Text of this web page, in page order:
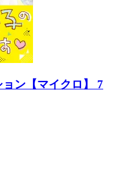
ン【マイクロ】 7